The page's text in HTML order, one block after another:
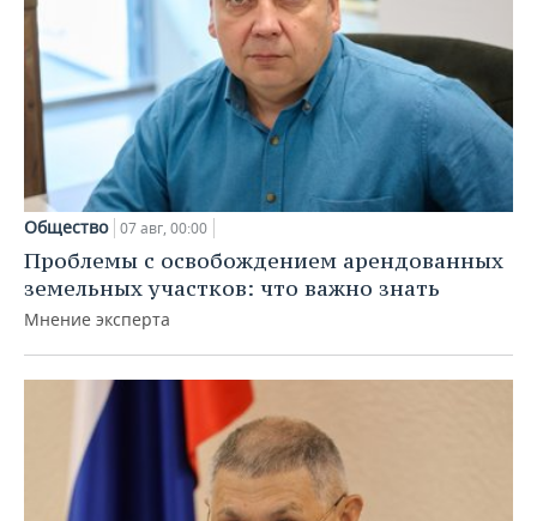
Общество 07 авг, 00:00
Проблемы с освобождением арендованных
земельных участков: что важно знать
Мнение эксперта